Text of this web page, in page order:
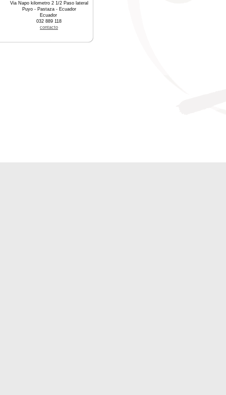
Via Napo kilometro 2 1/2 Paso lateral
Puyo - Pastaza - Ecuador
Ecuador
032 889 118
contacto